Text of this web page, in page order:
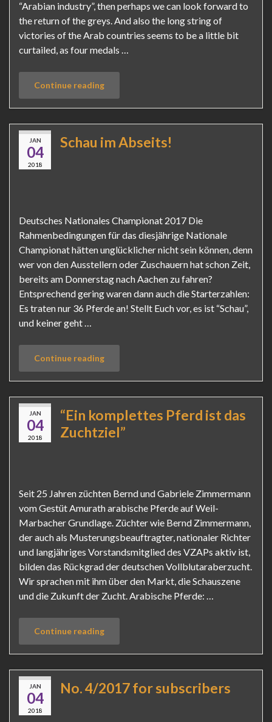
“Arabian industry”, then perhaps we can look forward to
the return of the greys. And also the long string of
victories of the Arab countries seems to be a little bit
curtailed, as four medals …
Continue reading
JAN
04
2018
Schau im Abseits!
Deutsches Nationales Championat 2017 Die
Rahmenbedingungen für das diesjährige Nationale
Championat hätten unglücklicher nicht sein können, denn
wer von den Ausstellern oder Zuschauern hat schon Zeit,
bereits am Donnerstag nach Aachen zu fahren?
Entsprechend gering waren dann auch die Starterzahlen:
Es traten nur 36 Pferde an! Stellt Euch vor, es ist “Schau”,
und keiner geht …
Continue reading
JAN
04
2018
“Ein komplettes Pferd ist das
Zuchtziel”
Seit 25 Jahren züchten Bernd und Gabriele Zimmermann
vom Gestüt Amurath arabische Pferde auf Weil-
Marbacher Grundlage. Züchter wie Bernd Zimmermann,
der auch als Musterungsbeauftragter, nationaler Richter
und langjähriges Vorstandsmitglied des VZAPs aktiv ist,
bilden das Rückgrad der deutschen Vollblutaraberzucht.
Wir sprachen mit ihm über den Markt, die Schauszene
und die Zukunft der Zucht. Arabische Pferde: …
Continue reading
JAN
04
2018
No. 4/2017 for subscribers